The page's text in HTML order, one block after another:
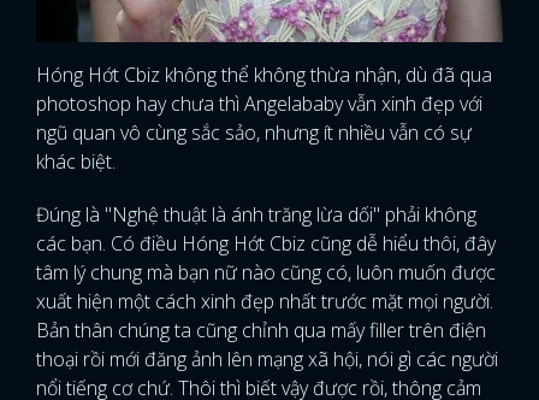
Hóng Hớt Cbiz không thể không thừa nhận, dù đã qua
photoshop hay chưa thì Angelababy vẫn xinh đẹp với
ngũ quan vô cùng sắc sảo, nhưng ít nhiều vẫn có sự
khác biệt.
Đúng là "Nghệ thuật là ánh trăng lừa dối" phải không
các bạn. Có điều Hóng Hớt Cbiz cũng dễ hiểu thôi, đây
tâm lý chung mà bạn nữ nào cũng có, luôn muốn được
xuất hiện một cách xinh đẹp nhất trước mặt mọi người.
Bản thân chúng ta cũng chỉnh qua mấy filler trên điện
thoại rồi mới đăng ảnh lên mạng xã hội, nói gì các người
nổi tiếng cơ chứ. Thôi thì biết vậy được rồi, thông cảm